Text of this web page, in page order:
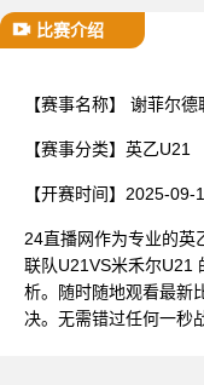
比赛介绍
【赛事名称】 谢菲尔德
【赛事分类】 英乙U21
【开赛时间】 2025-09-
24直播网作为专业的英
联队U21VS米禾尔U21
析。随时随地观看最新
决。无需错过任何一秒